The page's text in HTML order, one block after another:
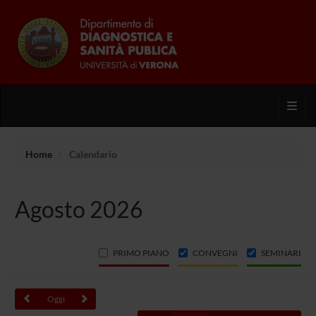
Home Calendario
Agosto 2026
PRIMO PIANO CONVEGNI SEMINARI
Oggi